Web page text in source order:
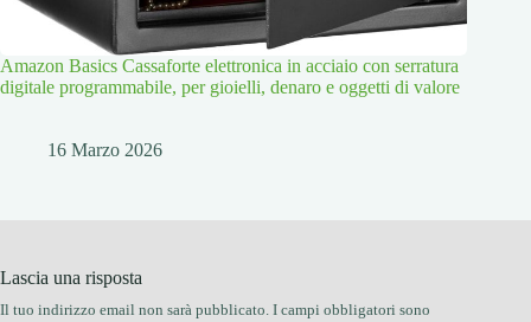
Amazon Basics Cassaforte elettronica in acciaio con serratura
digitale programmabile, per gioielli, denaro e oggetti di valore
16 Marzo 2026
Lascia una risposta
Il tuo indirizzo email non sarà pubblicato. I campi obbligatori sono